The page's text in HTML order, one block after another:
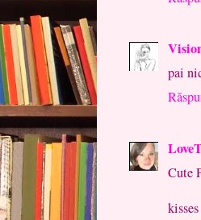
pai
Cute
kisses